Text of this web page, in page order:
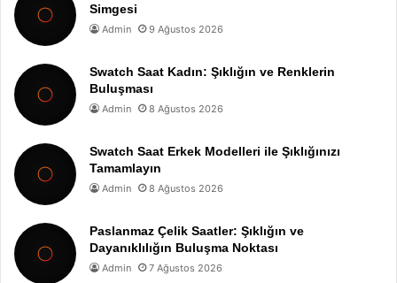
Simgesi
Admin 9 Ağustos 2026
Swatch Saat Kadın: Şıklığın ve Renklerin
Buluşması
Admin 8 Ağustos 2026
Swatch Saat Erkek Modelleri ile Şıklığınızı
Tamamlayın
Admin 8 Ağustos 2026
Paslanmaz Çelik Saatler: Şıklığın ve
Dayanıklılığın Buluşma Noktası
Admin 7 Ağustos 2026